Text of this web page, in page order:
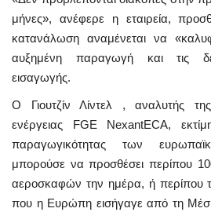
μήνες», ανέφερε η εταιρεία,
κατανάλωση αναμένεται να
αυξημένη παραγωγή και τις
εισαγωγής.
Ο Γιουτζίν Λίντελ , αναλυτής
ενέργειας FGE NexantECA,
παραγωγικότητας των
μπορούσε να προσθέσει περίπου
αεροσκαφών την ημέρα, ή περίπου
που η Ευρώπη εισήγαγε από τη